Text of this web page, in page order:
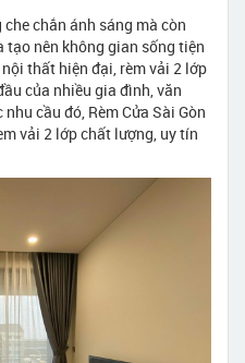
chắn ánh sáng mà còn
tạo nên không gian sống tiện
thất hiện đại, rèm vải 2 lớp
của nhiều gia đình, văn
cầu đó, Rèm Cửa Sài Gòn
vải 2 lớp chất lượng, uy tín